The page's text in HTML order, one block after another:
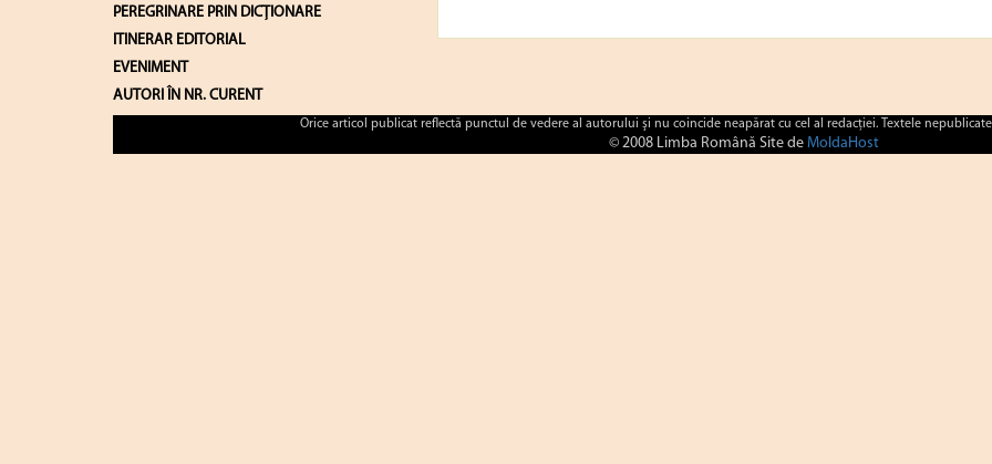
PEREGRINARE PRIN DICȚIONARE
ITINERAR EDITORIAL
EVENIMENT
AUTORI ÎN NR. CURENT
Orice articol publicat reflectă punctul de vedere al autorului şi nu coincide neapărat cu cel al redacţiei. Textele
© 2008 Limba Română Site de MoldaHost